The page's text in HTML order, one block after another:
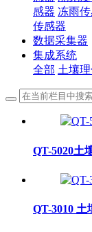
感器 冻雨
传感器
数据采集器
集成系统
全部 土壤
QT-5020土
QT-3010